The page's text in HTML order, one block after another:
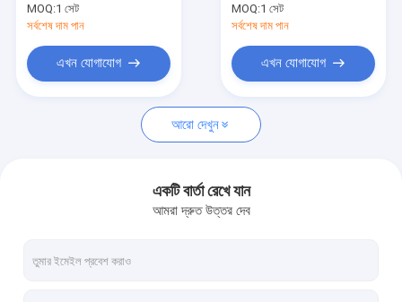
খবর
মনোফিলামেন্ট এক্সট্রুশন লাইন
MOQ:1 সেট
সর্বশেষ দাম পান
এখন যোগাযোগ
MOQ:1 সেট
সর্বশেষ দাম পান
এখন যোগাযোগ
আরো দেখুন
একটি বার্তা রেখে যান
আমরা দ্রুত উত্তর দেব